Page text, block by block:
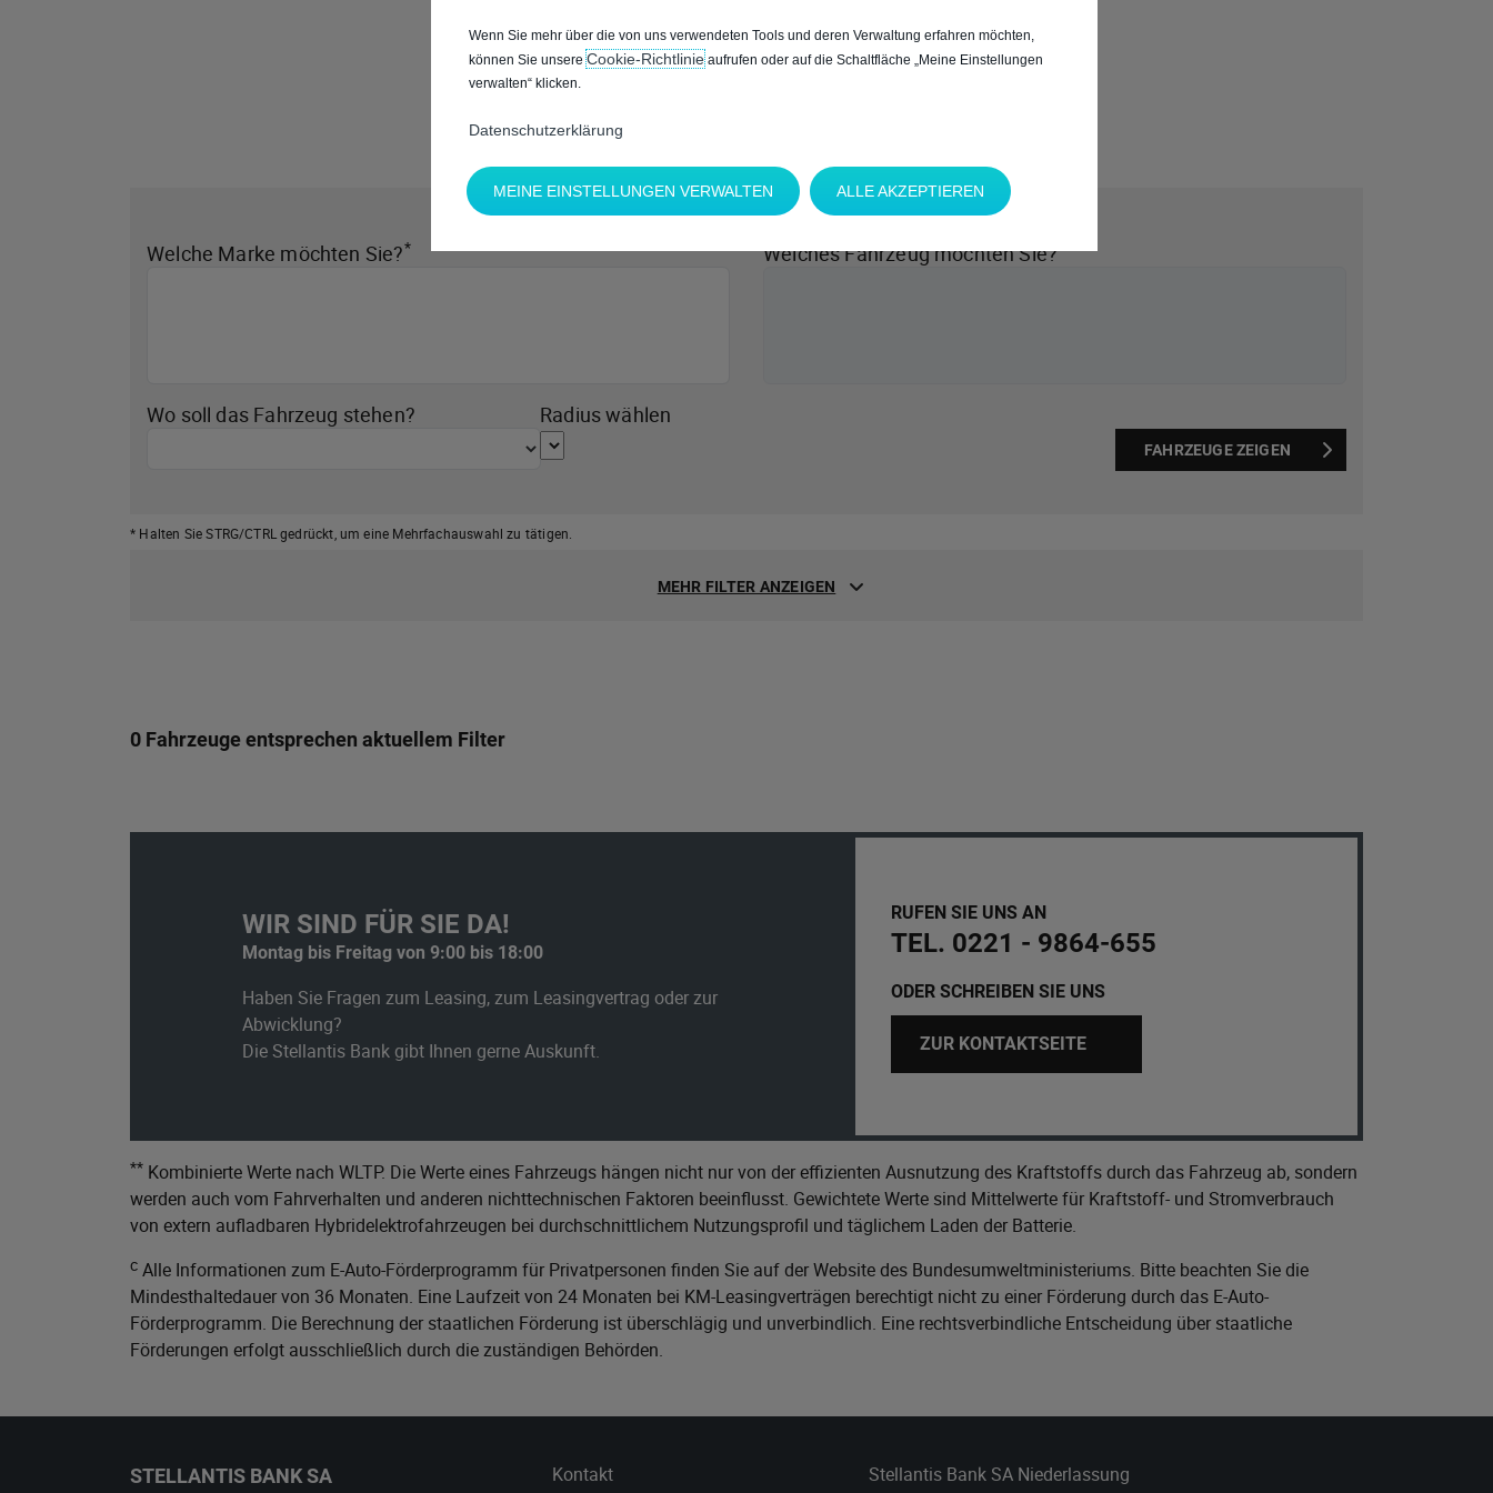
Welche Marke möchten Sie?* Welches Fahrzeug möchten Sie?*
Wo soll das Fahrzeug stehen? Radius wählen
FAHRZEUGE ZEIGEN
* Halten Sie STRG/CTRL gedrückt, um eine Mehrfachauswahl zu tätigen.
MEHR FILTER ANZEIGEN
0 Fahrzeuge entsprechen aktuellem Filter
WIR SIND FÜR SIE DA!
Montag bis Freitag von 9:00 bis 18:00
Haben Sie Fragen zum Leasing, zum Leasingvertrag oder zur
Abwicklung?
Die Stellantis Bank gibt Ihnen gerne Auskunft.
RUFEN SIE UNS AN
TEL. 0221 - 9864-655
ODER SCHREIBEN SIE UNS
ZUR KONTAKTSEITE
** Kombinierte Werte nach WLTP. Die Werte eines Fahrzeugs hängen nicht nur von der effizienten Ausnutzung des Kraftstoffs durch das Fahrzeug ab, sondern
werden auch vom Fahrverhalten und anderen nichttechnischen Faktoren beeinflusst. Gewichtete Werte sind Mittelwerte für Kraftstoff- und Stromverbrauch
von extern aufladbaren Hybridelektrofahrzeugen bei durchschnittlichem Nutzungsprofil und täglichem Laden der Batterie.
c Alle Informationen zum E-Auto-Förderprogramm für Privatpersonen finden Sie auf der Website des Bundesumweltministeriums. Bitte beachten Sie die
Mindesthaltedauer von 36 Monaten. Eine Laufzeit von 24 Monaten bei KM-Leasingverträgen berechtigt nicht zu einer Förderung durch das E-Auto-
Förderprogramm. Die Berechnung der staatlichen Förderung ist überschlägig und unverbindlich. Eine rechtsverbindliche Entscheidung über staatliche
Förderungen erfolgt ausschließlich durch die zuständigen Behörden.
STELLANTIS BANK SA
Kontakt
Stellantis Bank SA Niederlassung
Wenn Sie mehr über die von uns verwendeten Tools und deren Verwaltung erfahren möchten,
können Sie unsereCookie‑Richtlinieaufrufen oder auf die Schaltfläche „Meine Einstellungen
verwalten“ klicken.
Datenschutzerklärung
MEINE EINSTELLUNGEN VERWALTEN ALLE AKZEPTIEREN